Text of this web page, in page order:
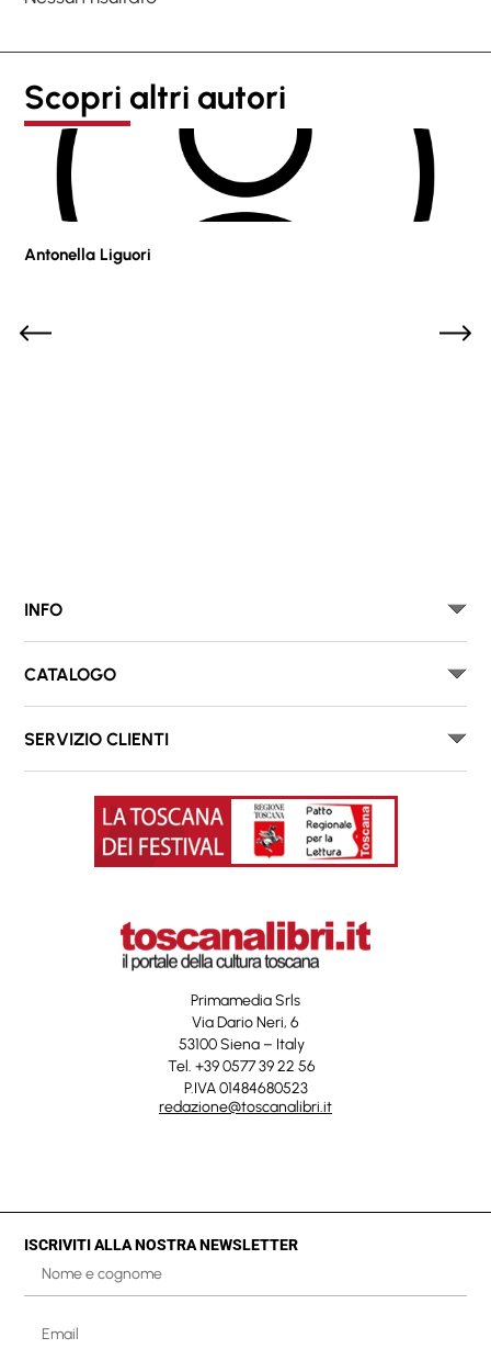
Scopri altri autori
Antonella Liguori
INFO
CATALOGO
SERVIZIO CLIENTI
Primamedia Srls
Via Dario Neri, 6
53100 Siena – Italy
Tel. +39 0577 39 22 56
P.IVA 01484680523
redazione@toscanalibri.it
ISCRIVITI ALLA NOSTRA NEWSLETTER